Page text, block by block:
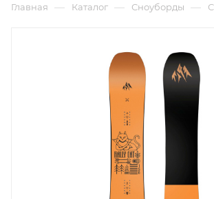
Главная — Каталог — Сноуборды —